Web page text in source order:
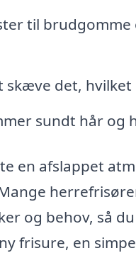
til
det,
sundt hår og
en afslappet
og behov, så
frisure, en